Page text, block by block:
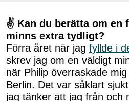
✌ Kan du berätta om en
minns extra tydligt?
Förra året när jag fyllde i
skrev jag om en väldigt
när Philip överraskade mig
Berlin. Det var såklart
jag tänker att jag från och